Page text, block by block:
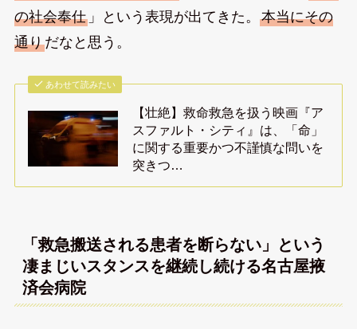
の社会奉仕」という表現が出てきた。 本当にその
通りだなと思う。
あわせて読みたい
【壮絶】救命救急を扱う映画『ア
スファルト・シティ』は、「命」
に関する重要かつ不謹慎な問いを
突きつ…
「救急搬送される患者を断らない」という
凄まじいスタンスを継続し続ける名古屋掖
済会病院